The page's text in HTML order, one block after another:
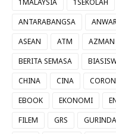
1MALAYSIA 1SEKOLAH
ANTARABANGSA
ASEAN
ATM AZMAN
BERITA SEMASA
CHINA
CINA
EBOOK
EKONOMI
FILEM
GRS